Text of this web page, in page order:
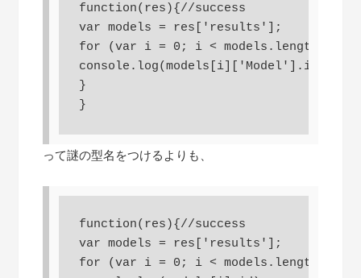
function(res){//success
var models = res['results'];
for (var i = 0; i < models.length;
console.log(models[i]['Model'].id)
}
}
って謎の型名をつけるよりも、
function(res){//success
var models = res['results'];
for (var i = 0; i < models.length;